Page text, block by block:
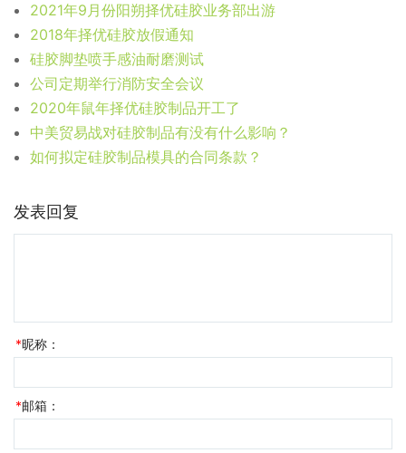
2021年9月份阳朔择优硅胶业务部出游
2018年择优硅胶放假通知
硅胶脚垫喷手感油耐磨测试
公司定期举行消防安全会议
2020年鼠年择优硅胶制品开工了
中美贸易战对硅胶制品有没有什么影响？
如何拟定硅胶制品模具的合同条款？
发表回复
*昵称：
*邮箱：